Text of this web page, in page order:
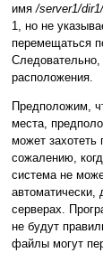
имя/server1/
1, но не
перемещаться
Следовательно,
расположения.
Предположим,
места,
может захотеть
сожалению,
система не
автоматически,
серверах.
не будут
файлы могут